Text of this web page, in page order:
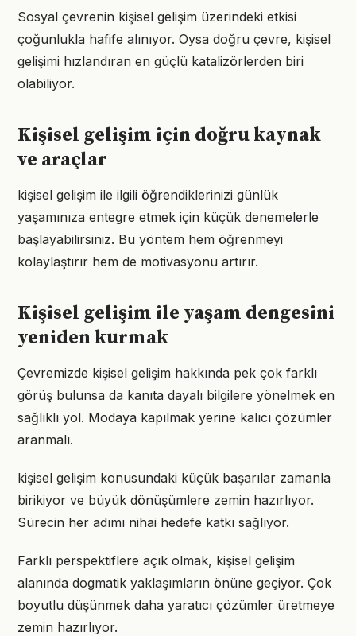
Sosyal çevrenin kişisel gelişim üzerindeki etkisi
çoğunlukla hafife alınıyor. Oysa doğru çevre, kişisel
gelişimi hızlandıran en güçlü katalizörlerden biri
olabiliyor.
Kişisel gelişim için doğru kaynak
ve araçlar
kişisel gelişim ile ilgili öğrendiklerinizi günlük
yaşamınıza entegre etmek için küçük denemelerle
başlayabilirsiniz. Bu yöntem hem öğrenmeyi
kolaylaştırır hem de motivasyonu artırır.
Kişisel gelişim ile yaşam dengesini
yeniden kurmak
Çevremizde kişisel gelişim hakkında pek çok farklı
görüş bulunsa da kanıta dayalı bilgilere yönelmek en
sağlıklı yol. Modaya kapılmak yerine kalıcı çözümler
aranmalı.
kişisel gelişim konusundaki küçük başarılar zamanla
birikiyor ve büyük dönüşümlere zemin hazırlıyor.
Sürecin her adımı nihai hedefe katkı sağlıyor.
Farklı perspektiflere açık olmak, kişisel gelişim
alanında dogmatik yaklaşımların önüne geçiyor. Çok
boyutlu düşünmek daha yaratıcı çözümler üretmeye
zemin hazırlıyor.